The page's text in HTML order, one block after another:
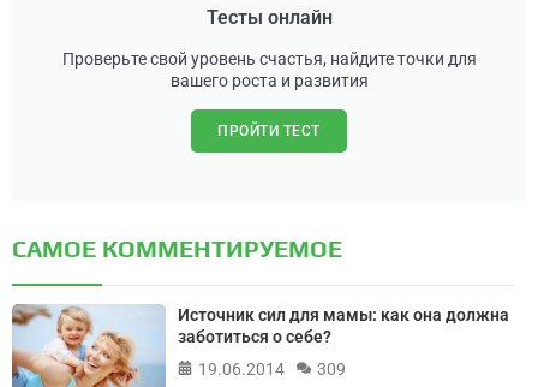
Тесты онлайн
Проверьте свой уровень счастья, найдите точки для
вашего роста и развития
ПРОЙТИ ТЕСТ
САМОЕ КОММЕНТИРУЕМОЕ
Источник сил для мамы: как она должна
заботиться о себе?
19.06.2014
309